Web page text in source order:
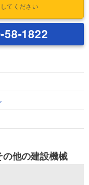
てください
58-1822
他の建設機械